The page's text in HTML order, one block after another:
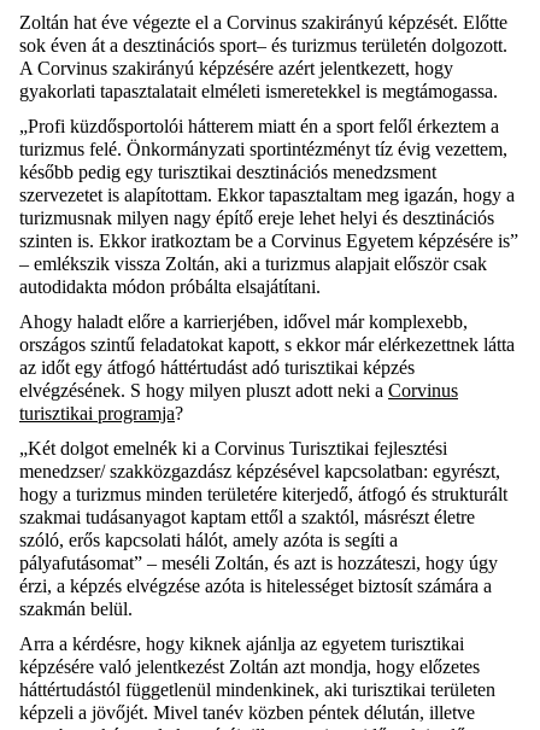
Zoltán hat éve végezte el a Corvinus szakirányú képzését. Előtte
sok éven át a desztinációs sport– és turizmus területén dolgozott.
A Corvinus szakirányú képzésére azért jelentkezett, hogy
gyakorlati tapasztalatait elméleti ismeretekkel is megtámogassa.
„Profi küzdősportolói hátterem miatt én a sport felől érkeztem a
turizmus felé. Önkormányzati sportintézményt tíz évig vezettem,
később pedig egy turisztikai desztinációs menedzsment
szervezetet is alapítottam. Ekkor tapasztaltam meg igazán, hogy a
turizmusnak milyen nagy építő ereje lehet helyi és desztinációs
szinten is. Ekkor iratkoztam be a Corvinus Egyetem képzésére is”
– emlékszik vissza Zoltán, aki a turizmus alapjait először csak
autodidakta módon próbálta elsajátítani.
Ahogy haladt előre a karrierjében, idővel márkomplexebb,
országos szintű feladatokat kapott, s ekkor márelérkezettnek látta
az időt egy átfogó háttértudást adó turisztikai képzés
elvégzésének. S hogy milyen pluszt adott neki a Corvinus
turisztikai programja?
„Két dolgot emelnék ki a Corvinus Turisztikai fejlesztési
menedzser/ szakközgazdász képzésével kapcsolatban: egyrészt,
hogy a turizmus minden területére kiterjedő, átfogó és strukturált
szakmai tudásanyagot kaptam ettől a szaktól, másrészt életre
szóló, erős kapcsolati hálót, amely azóta is segíti a
pályafutásomat” – meséli Zoltán, és azt is hozzáteszi, hogy úgy
érzi, a képzés elvégzése azóta is hitelességet biztosít számára a
szakmán belül.
Arra a kérdésre, hogy kiknek ajánlja az egyetem turisztikai
képzésére való jelentkezést Zoltán azt mondja, hogy előzetes
háttértudástól függetlenül mindenkinek, aki turisztikai területen
képzeli a jövőjét. Mivel tanév közben péntek délután, illetve